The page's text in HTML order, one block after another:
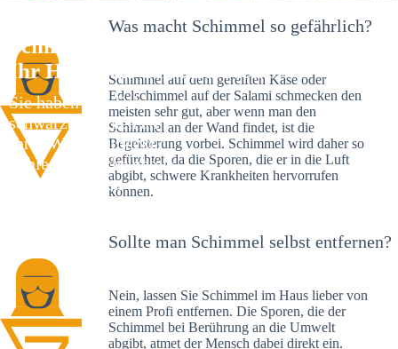
Schimmelexperte in Göggingen –
Ihr Helfer an Ort und Stelle
Sie haben kürzlich
schwarze Flecken an
Ihrer Wand entdeckt?
Schlechte Nachrichten:
Sie haben einen
Was macht Schimmel so gefährlich?
Schimmel auf dem gereiften Käse oder
Edelschimmel auf der Salami schmecken den
meisten sehr gut, aber wenn man den
Schimmel an der Wand findet, ist die
Begeisterung vorbei. Schimmel wird daher so
gefürchtet, da die Sporen, die er in die Luft
abgibt, schwere Krankheiten hervorrufen
können.
Sollte man Schimmel selbst entfernen?
Nein, lassen Sie Schimmel im Haus lieber von
einem Profi entfernen. Die Sporen, die der
Schimmel bei Berührung an die Umwelt
abgibt, atmet der Mensch dabei direkt ein.